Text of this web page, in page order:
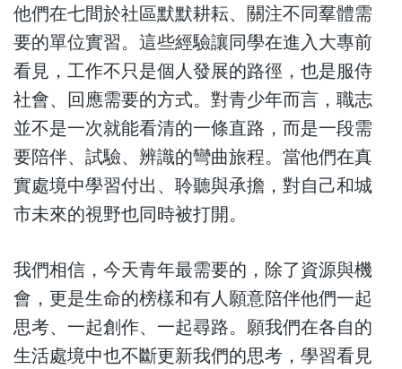
他們在七間於社區默默耕耘、關注不同羣體需
要的單位實習。這些經驗讓同學在進入大專前
看見，工作不只是個人發展的路徑，也是服侍
社會、回應需要的方式。對青少年而言，職志
並不是一次就能看清的一條直路，而是一段需
要陪伴、試驗、辨識的彎曲旅程。當他們在真
實處境中學習付出、聆聽與承擔，對自己和城
市未來的視野也同時被打開。
我們相信，今天青年最需要的，除了資源與機
會，更是生命的榜樣和有人願意陪伴他們一起
思考、一起創作、一起尋路。願我們在各自的
生活處境中也不斷更新我們的思考，學習看見